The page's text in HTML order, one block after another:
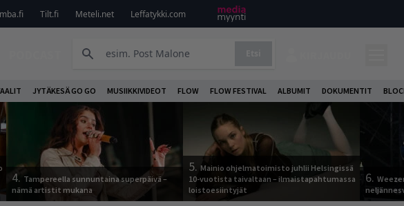
Tilt.fi Meteli.net Leffatykki.com
JYTÄKESÄ GO GO MUSIIKKIVIDEOT FLOW FLOW FESTIVAL ALBUMIT DOKUMENTIT
4. Tampereella sunnuntaina superpäivä –
nämä artistit mukana
5. Mainio ohjelmatoimisto juhlii Helsingissä
10-vuotista taivaltaan – ilmaistapahtumassa
loistoesiintyjät
6.